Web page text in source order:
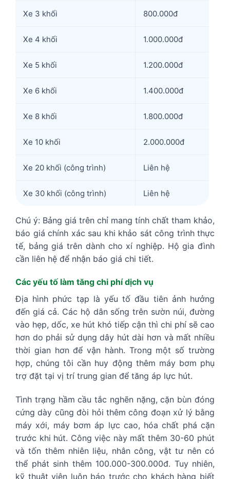
Xe 3 khối 800.000đ
Xe 4 khối 1.000.000đ
Xe 5 khối 1.200.000đ
Xe 6 khối 1.400.000đ
Xe 8 khối 1.800.000đ
Xe 10 khối 2.000.000đ
Xe 20 khối (công trình) Liên hệ
Xe 30 khối (công trình) Liên hệ
Chú ý: Bảng giá trên chỉ mang tính chất tham khảo,
báo giá chính xác sau khi khảo sát công trình thực
tế, bảng giá trên dành cho xí nghiệp. Hộ gia đình
cần liên hệ để nhận báo giá chi tiết.
Các yếu tố làm tăng chi phí dịch vụ
Địa hình phức tạp là yếu tố đầu tiên ảnh hưởng
đến giá cả. Các hộ dân sống trên sườn núi, đường
vào hẹp, dốc, xe hút khó tiếp cận thì chi phí sẽ cao
hơn do phải sử dụng dây hút dài hơn và mất nhiều
thời gian hơn để vận hành. Trong một số trường
hợp, chúng tôi cần huy động thêm máy bơm phụ
trợ đặt tại vị trí trung gian để tăng áp lực hút.
Tình trạng hầm cầu tắc nghẽn nặng, cặn bùn đóng
cứng dày cũng đòi hỏi thêm công đoạn xử lý bằng
máy xới, máy bơm áp lực cao, hóa chất phá cặn
trước khi hút. Công việc này mất thêm 30-60 phút
và tốn thêm nhiên liệu, nhân công, vật tư nên có
thể phát sinh thêm 100.000-300.000đ. Tuy nhiên,
kỹ thuật viên luôn báo trước cho khách hàng biết